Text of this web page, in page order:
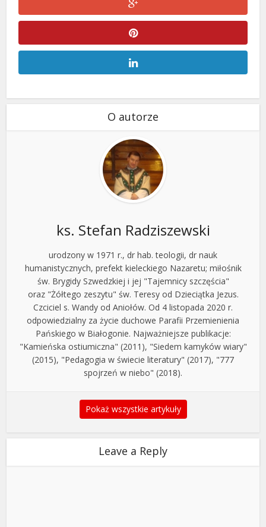
O autorze
ks. Stefan Radziszewski
urodzony w 1971 r., dr hab. teologii, dr nauk
humanistycznych, prefekt kieleckiego Nazaretu; miłośnik
św. Brygidy Szwedzkiej i jej "Tajemnicy szczęścia"
oraz "Żółtego zeszytu" św. Teresy od Dzieciątka Jezus.
Czciciel s. Wandy od Aniołów. Od 4 listopada 2020 r.
odpowiedzialny za życie duchowe Parafii Przemienienia
Pańskiego w Białogonie. Najważniejsze publikacje:
"Kamieńska ostiumiczna" (2011), "Siedem kamyków wiary"
(2015), "Pedagogia w świecie literatury" (2017), "777
spojrzeń w niebo" (2018).
Pokaż wszystkie artykuły
Leave a Reply